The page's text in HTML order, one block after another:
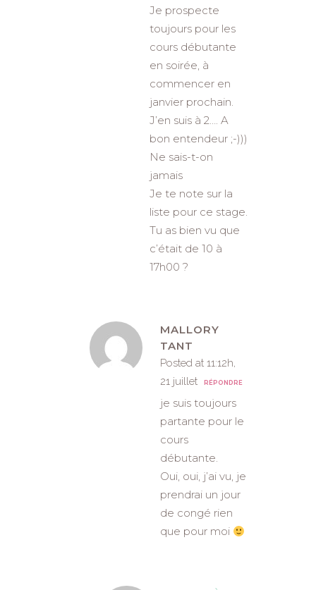
Je prospecte
toujours pour les
cours débutante
en soirée, à
commencer en
janvier prochain.
J’en suis à 2…. A
bon entendeur ;-)))
Ne sais-t-on
jamais
Je te note sur la
liste pour ce stage.
Tu as bien vu que
c’était de 10 à
17h00 ?
MALLORY
TANT
Posted at 11:12h,
21 juillet
RÉPONDRE
je suis toujours
partante pour le
cours
débutante.
Oui, oui, j’ai vu, je
prendrai un jour
de congé rien
que pour moi